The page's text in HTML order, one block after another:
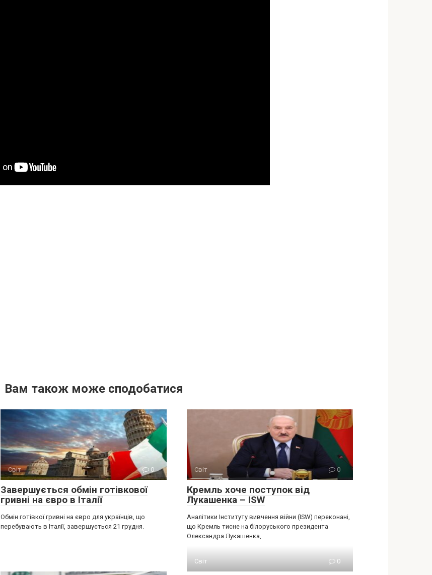
Вам також може сподобатися
Світ 0
Завершується обмін готівкової
гривні на євро в Італії
Обмін готівкої гривні на євро для українців, що
перебувають в Італії, завершується 21 грудня.
Світ 0
Крeмль хоче поступок від
Лукaшенка – ISW
Аналітики Інституту вивчення війни (ISW) переконані,
що Кремль тисне на білоруського президента
Олександра Лукашенка,
Світ 0